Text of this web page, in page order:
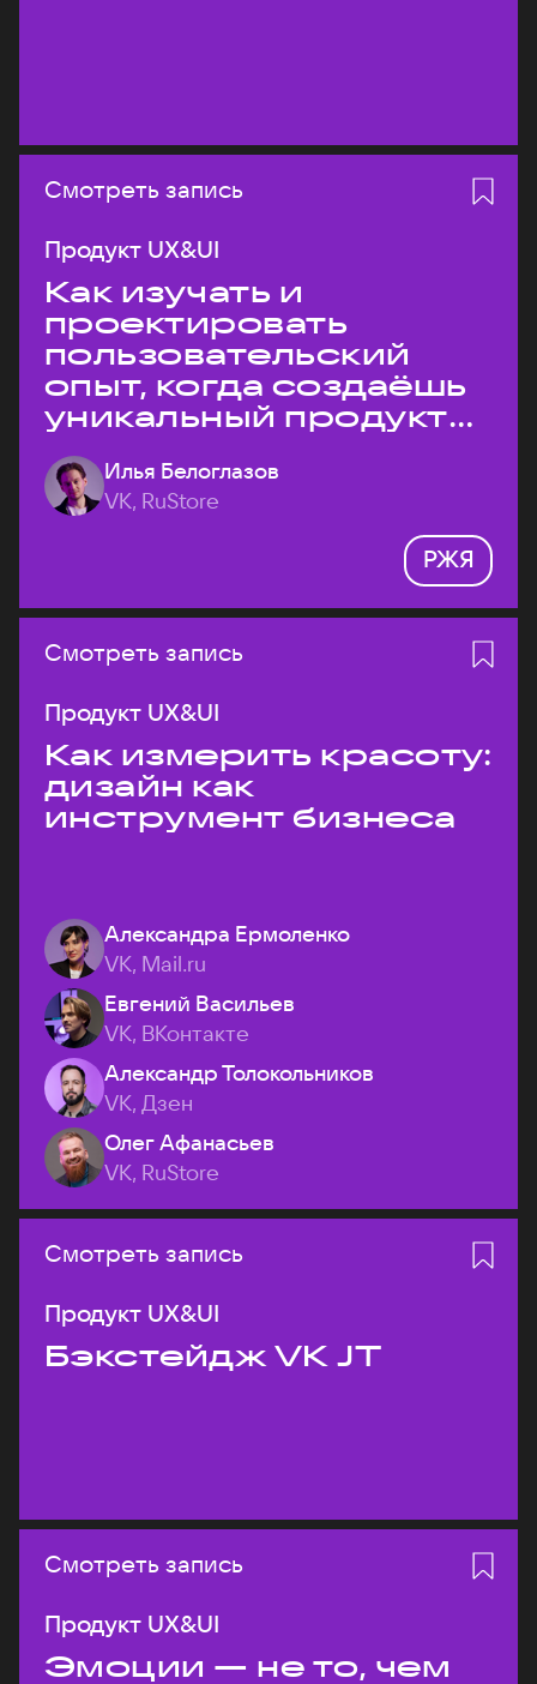
Смотреть запись
Продукт UX&UI
Как изучать и
проектировать
пользовательский
опыт, когда создаёшь
уникальный продукт
на рынке?
Илья Белоглазов
VK, RuStore
РЖЯ
Смотреть запись
Продукт UX&UI
Как измерить красоту:
дизайн как
инструмент бизнеса
Александра Ермоленко
VK, Mail.ru
Евгений Васильев
VK, ВКонтакте
Александр Толокольников
VK, Дзен
Олег Афанасьев
VK, RuStore
Смотреть запись
Продукт UX&UI
Бэкстейдж VK JT
Смотреть запись
Продукт UX&UI
Эмоции — не то, чем